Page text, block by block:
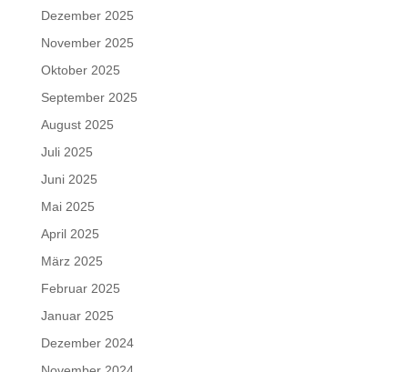
Dezember 2025
November 2025
Oktober 2025
September 2025
August 2025
Juli 2025
Juni 2025
Mai 2025
April 2025
März 2025
Februar 2025
Januar 2025
Dezember 2024